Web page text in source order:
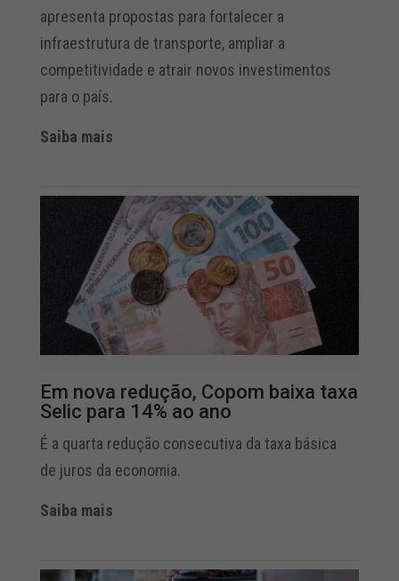
apresenta propostas para fortalecer a
infraestrutura de transporte, ampliar a
competitividade e atrair novos investimentos
para o país.
Saiba mais
Em nova redução, Copom baixa taxa
Selic para 14% ao ano
É a quarta redução consecutiva da taxa básica
de juros da economia.
Saiba mais